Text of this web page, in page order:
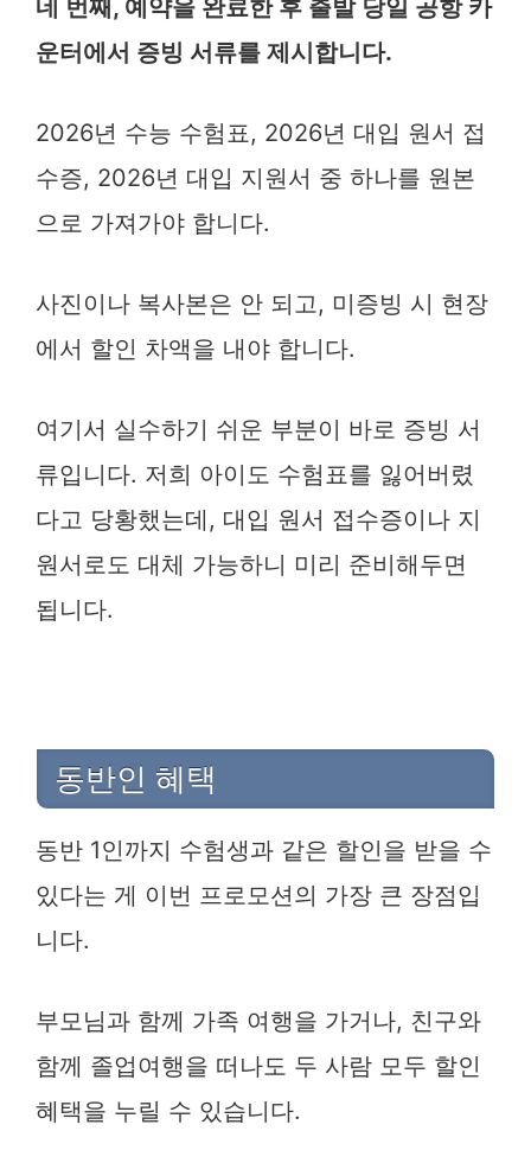
네 번째, 예약을 완료한 후 출발 당일 공항 카
운터에서 증빙 서류를 제시합니다.
2026년 수능 수험표, 2026년 대입 원서 접
수증, 2026년 대입 지원서 중 하나를 원본
으로 가져가야 합니다.
사진이나 복사본은 안 되고, 미증빙 시 현장
에서 할인 차액을 내야 합니다.
여기서 실수하기 쉬운 부분이 바로 증빙 서
류입니다. 저희 아이도 수험표를 잃어버렸
다고 당황했는데, 대입 원서 접수증이나 지
원서로도 대체 가능하니 미리 준비해두면
됩니다.
동반인 혜택
동반 1인까지 수험생과 같은 할인을 받을 수
있다는 게 이번 프로모션의 가장 큰 장점입
니다.
부모님과 함께 가족 여행을 가거나, 친구와
함께 졸업여행을 떠나도 두 사람 모두 할인
혜택을 누릴 수 있습니다.